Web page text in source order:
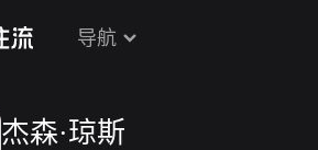
导航
杰森·琼斯